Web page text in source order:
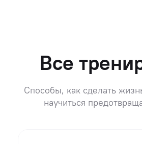
Все
Способы, как сделать
научиться